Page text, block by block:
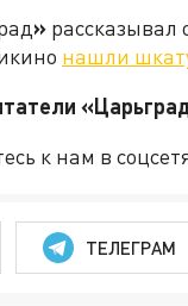
» рассказывал
нашли
к нам в
ТЕЛЕГРАМ